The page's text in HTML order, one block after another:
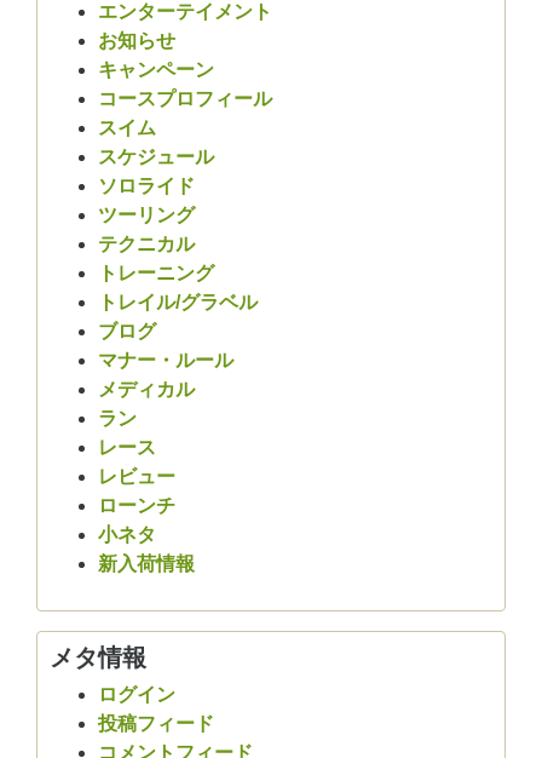
エンターテイメント
お知らせ
キャンペーン
コースプロフィール
スイム
スケジュール
ソロライド
ツーリング
テクニカル
トレーニング
トレイル/グラベル
ブログ
マナー・ルール
メディカル
ラン
レース
レビュー
ローンチ
小ネタ
新入荷情報
メタ情報
ログイン
投稿フィード
コメントフィード